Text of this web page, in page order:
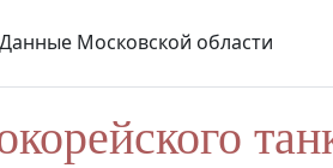
Данные Московской области